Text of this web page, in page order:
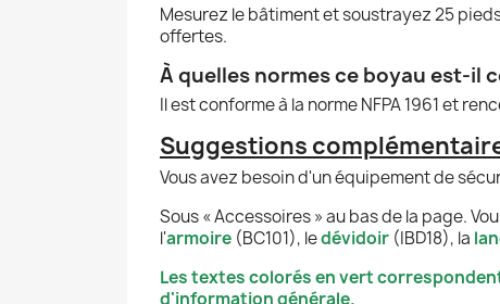
Mesurez le bâtiment et soustrayez 25
offertes.
À quelles normes ce boyau est-il
Il est conforme à la norme NFPA 1961 et
Suggestions
Vous avez besoin d'un équipement de
Sous « Accessoires » au bas de la page.
l'armoire (BC101), ledévidoir (IBD18), la
Les textes colorés en vert
d'information générale.